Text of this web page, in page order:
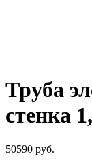
Труба
стенка
50590 руб.